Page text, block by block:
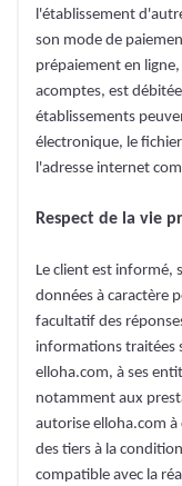
l'établissement
son mode de
prépaiement en
acomptes, est
établissements
électronique, le
l'adresse internet
Respect de la vie
Le client est informé,
données à caractère
facultatif des
informations traitées
elloha.com, à ses
notamment aux
autorise elloha.com
des tiers à la
compatible avec la